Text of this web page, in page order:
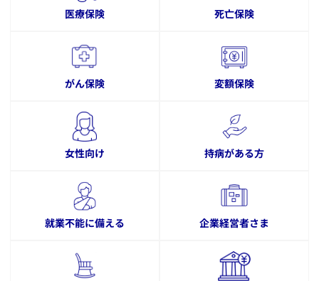
医療保険 死亡保険
がん保険 変額保険
女性向け 持病がある方
就業不能に備える 企業経営者さま